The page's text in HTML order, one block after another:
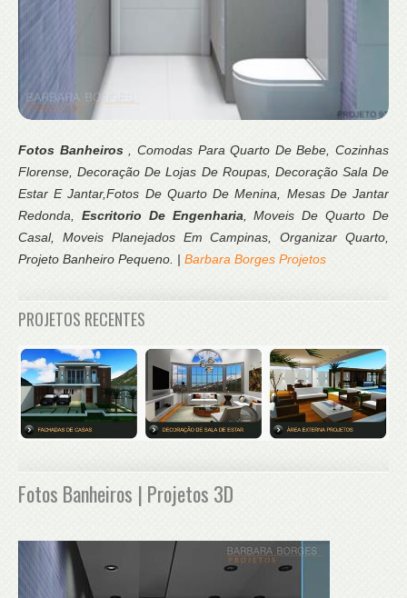
Fotos Banheiros
, Comodas Para Quarto De Bebe, Cozinhas
Florense, Decoração De Lojas De Roupas, Decoração Sala De
Estar E Jantar,Fotos De Quarto De Menina, Mesas De Jantar
Redonda, Escritorio De Engenharia , Moveis De Quarto De
Casal, Moveis Planejados Em Campinas, Organizar Quarto,
Projeto Banheiro Pequeno. | Barbara Borges Projetos
PROJETOS RECENTES
Fotos Banheiros | Projetos 3D